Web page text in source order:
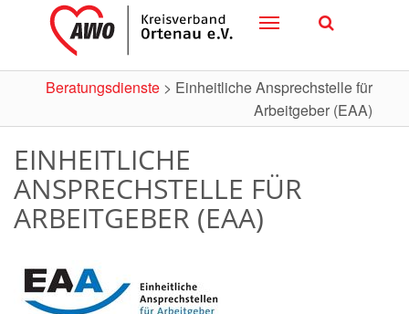
Toggle
Beratungsdienste > Einheitliche Ansprechstelle für
Arbeitgeber (EAA)
EINHEITLICHE
ANSPRECHSTELLE FÜR
ARBEITGEBER (EAA)